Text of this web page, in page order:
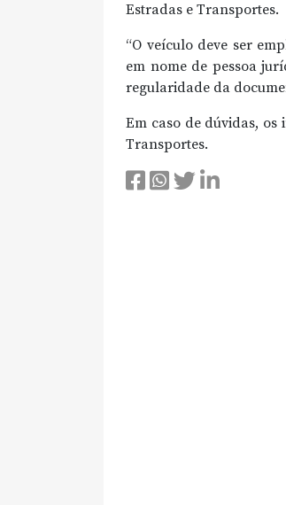
Estradas e Transportes.
“O veículo deve ser
em nome de pessoa
regularidade da
Em caso de dúvidas, os
Transportes.